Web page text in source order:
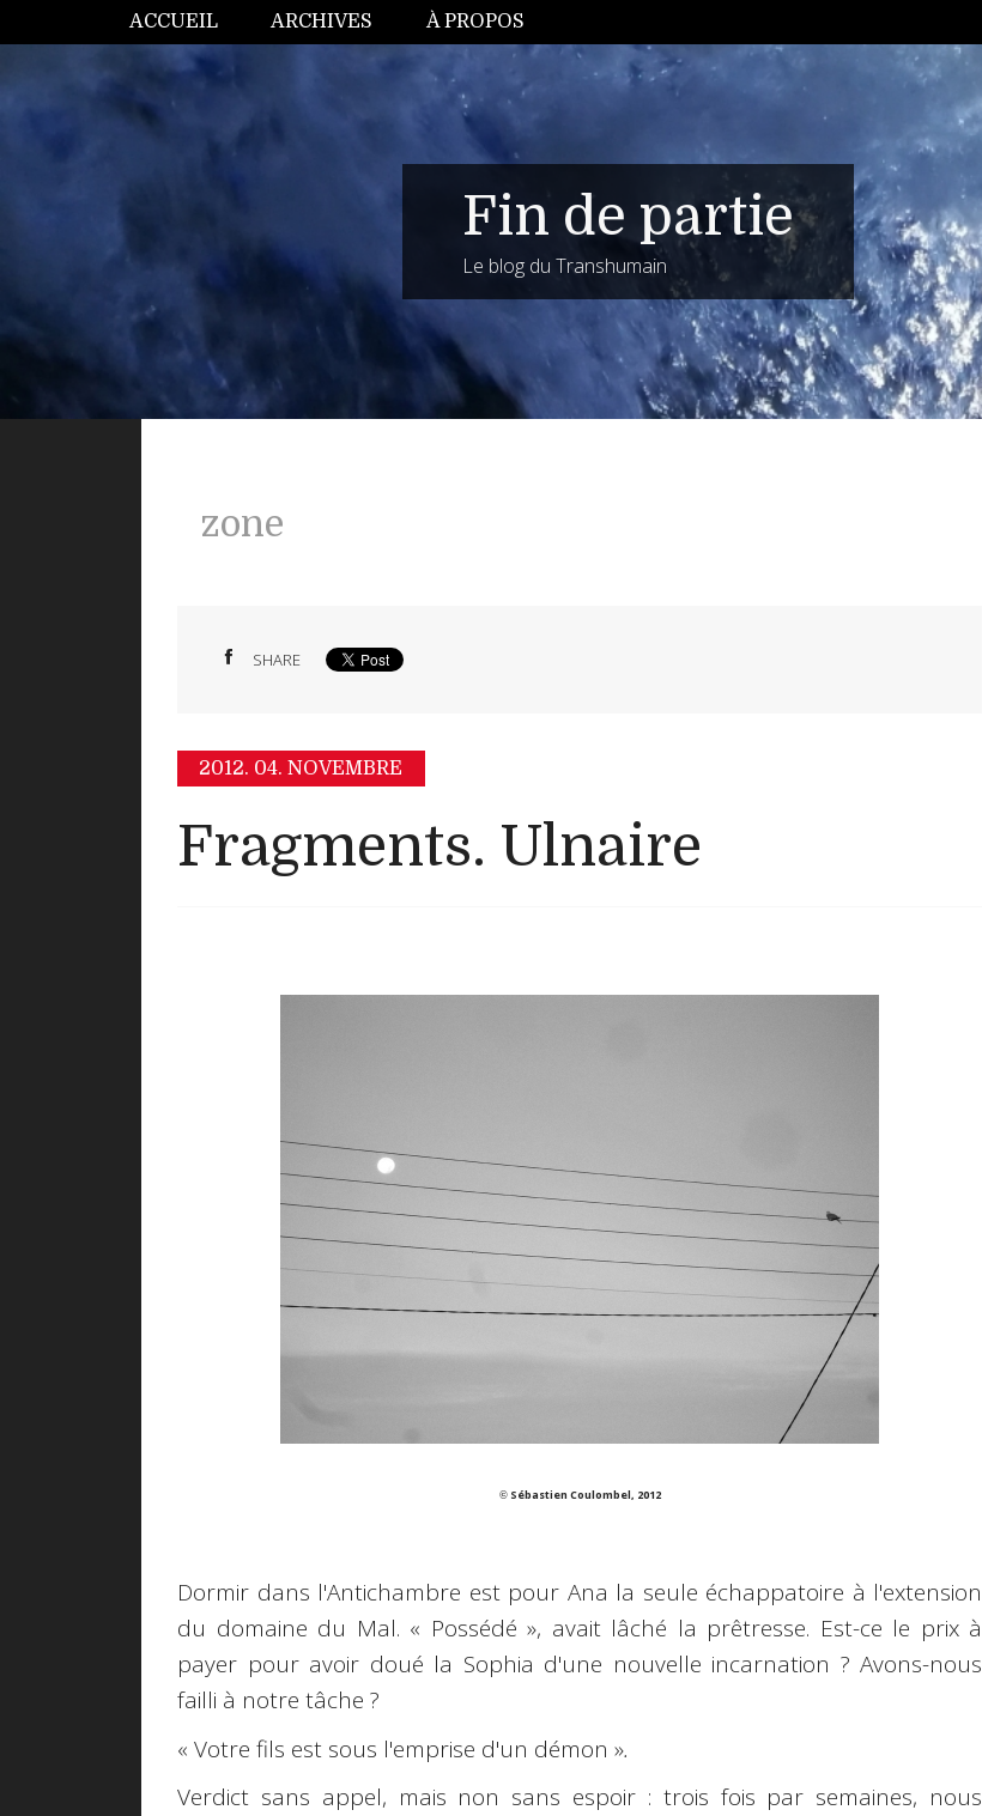
ACCUEIL ARCHIVES À PROPOS
Fin de partie
Le blog du Transhumain
zone
SHARE
2012. 04. NOVEMBRE
Fragments. Ulnaire
© Sébastien Coulombel, 2012
Dormir dans l'Antichambre est pour Ana la seule échappatoire à l'extension
du domaine du Mal. « Possédé », avait lâché la prêtresse. Est-ce le prix à
payer pour avoir doué la Sophia d'une nouvelle incarnation ? Avons-nous
failli à notre tâche ?
« Votre fils est sous l'emprise d'un démon ».
Verdict sans appel, mais non sans espoir : trois fois par semaines, nous